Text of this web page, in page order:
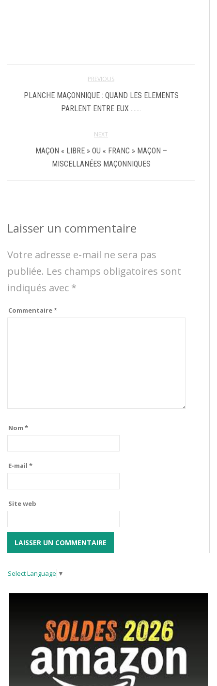
PREVIOUS
PLANCHE MAÇONNIQUE : QUAND LES ELEMENTS
PARLENT ENTRE EUX …….
NEXT
MAÇON « LIBRE » OU « FRANC » MAÇON –
MISCELLANÉES MAÇONNIQUES
Laisser un commentaire
Votre adresse e-mail ne sera pas
publiée. Les champs obligatoires sont
indiqués avec *
Commentaire*
Nom *
E-mail *
Site web
Select Language ▼